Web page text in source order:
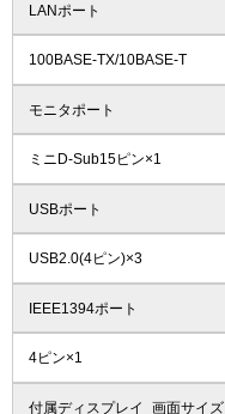
LANポート
100BASE-TX/10BASE-T
モニタポート
ミニD-Sub15ピン×1
USBポート
USB2.0(4ピン)×3
IEEE1394ポート
4ピン×1
付属ディスプレイ_画面サイズ